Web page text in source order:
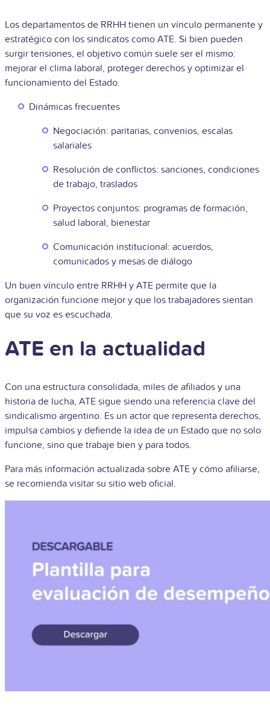
Los departamentos de RRHH tienen un vínculo permanente y
estratégico con los sindicatos como ATE. Si bien pueden
surgir tensiones, el objetivo común suele ser el mismo:
mejorar el clima laboral, proteger derechos y optimizar el
funcionamiento del Estado.
Dinámicas frecuentes
Negociación: paritarias, convenios, escalas
salariales
Resolución de conflictos: sanciones, condiciones
de trabajo, traslados
Proyectos conjuntos: programas de formación,
salud laboral, bienestar
Comunicación institucional: acuerdos,
comunicados y mesas de diálogo
Un buen vínculo entre RRHH y ATE permite que la
organización funcione mejor y que los trabajadores sientan
que su voz es escuchada.
ATE en la actualidad
Con una estructura consolidada, miles de afiliados y una
historia de lucha, ATE sigue siendo una referencia clave del
sindicalismo argentino. Es un actor que representa derechos,
impulsa cambios y defiende la idea de un Estado que no solo
funcione, sino que trabaje bien y para todos.
Para más información actualizada sobre ATE y cómo afiliarse,
se recomienda visitar su sitio web oficial.